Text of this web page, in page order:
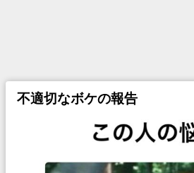
不適切なボケの報告